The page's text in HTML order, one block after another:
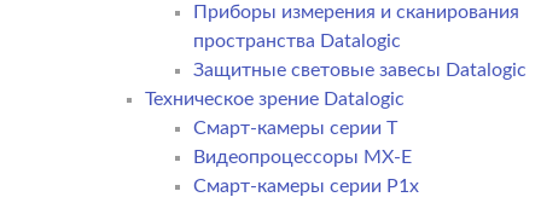
Приборы измерения и сканирования
пространства Datalogic
Защитные световые завесы Datalogic
Техническое зрение Datalogic
Смарт-камеры серии T
Видеопроцессоры MX-E
Смарт-камеры серии P1x